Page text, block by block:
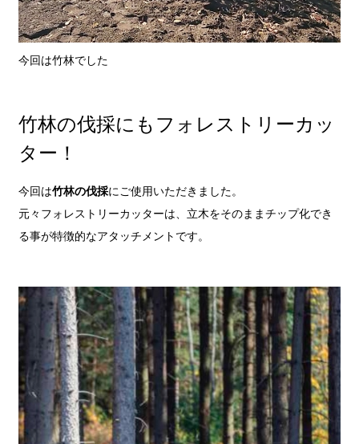
今回は竹林でした
竹林の伐採にもフォレストリーカッ
ター！
今回は竹林の伐採にご使用いただきました。
元々フォレストリーカッターは、立木をそのままチップ化でき
る事が特徴的なアタッチメントです。